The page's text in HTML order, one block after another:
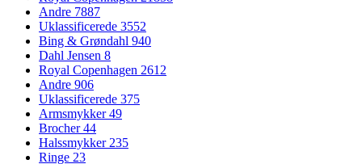
Andre 7887
Uklassificerede 3552
Bing & Grøndahl 940
Dahl Jensen 8
Royal Copenhagen 2612
Andre 906
Uklassificerede 375
Armsmykker49
Brocher44
Halssmykker 235
Ringe 23